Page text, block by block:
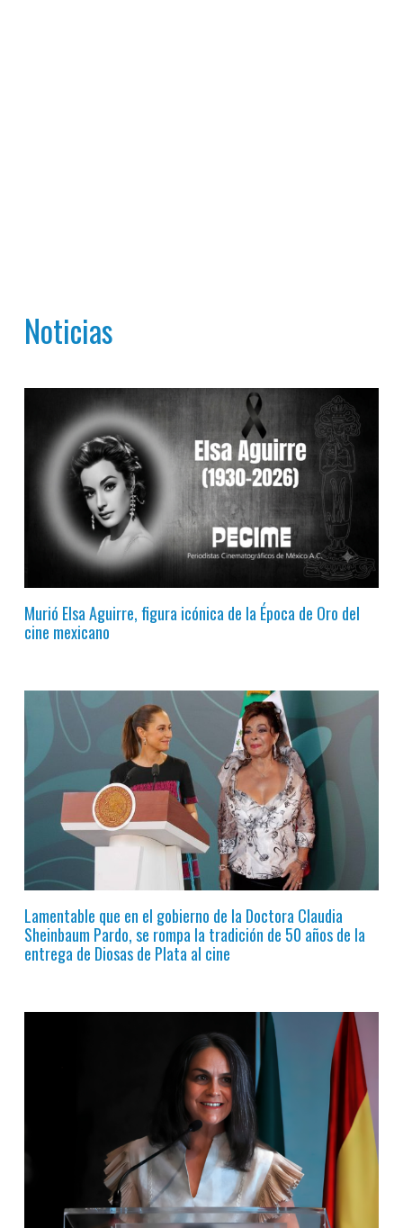
Noticias
Murió Elsa Aguirre, figura icónica de la Época de Oro del
cine mexicano
Lamentable que en el gobierno de la Doctora Claudia
Sheinbaum Pardo, se rompa la tradición de 50 años de la
entrega de Diosas de Plata al cine